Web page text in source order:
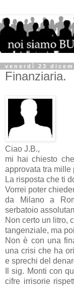
venerdì 23
Finanziaria.
Ciao J.B.,
mi hai chiesto
approvata tra mille
La risposta che ti
Vorrei poter
da Milano a
serbatoio
Non certo un litro,
tangenziale, ma
Non è con una
una crisi che ha
e sprechi del
Il sig. Monti con
cifre irrisorie